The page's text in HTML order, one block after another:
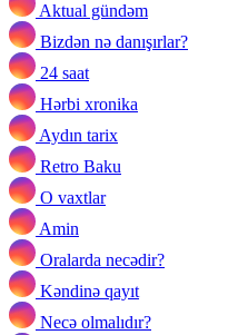
Aktual gündəm
Bizdən nə danışırlar?
24 saat
Hərbi xronika
Aydın tarix
Retro Baku
O vaxtlar
Amin
Oralarda necədir?
Kəndinə qayıt
Necə olmalıdır?